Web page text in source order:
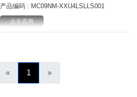
产品编码 : MC09NM-XXU4LSLLS001
点击咨询
« 1 »